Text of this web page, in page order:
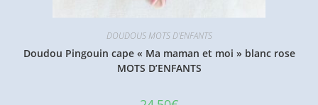
DOUDOUS MOTS D'ENFANTS
Doudou Pingouin cape « Ma maman et moi » blanc rose
MOTS D’ENFANTS